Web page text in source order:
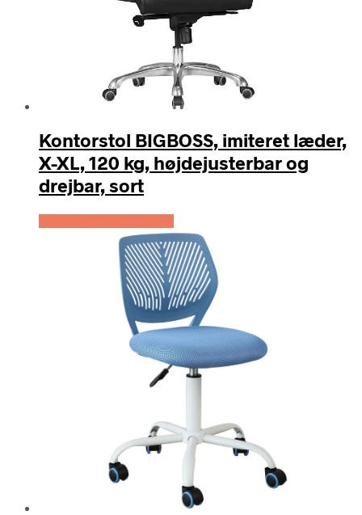
Kontorstol BIGBOSS, imiteret læder,
X-XL, 120 kg, højdejusterbar og
drejbar, sort